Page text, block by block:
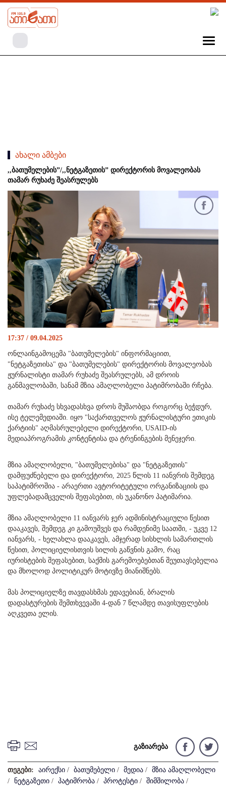
ახალი ამბები
,,ბათუმელების”/,,ნეტგაზეთის” დირექტორის მოვალეობას
თამარ რუხაძე შეასრულებს
17:37 / 09.04.2025
ონლაინგამოცემა "ბათუმელების" ინფორმაციით,
"ნეტგაზეთისა" და "ბათუმელების" დირექტორის მოვალეობას
ჟურნალისტი თამარ რუხაძე შეასრულებს, ამ დროის
განმავლობაში, სანამ მზია ამაღლობელი პატიმრობაში რჩება.
თამარ რუხაძე სხვადასხვა დროს მუშაობდა როგორც ბეჭდურ,
ისე ტელემედიაში. იყო "საქართველოს ჟურნალისტური ეთიკის
ქარტიის" აღმასრულებელი დირექტორი, USAID-ის
მედიაპროგრამის კონტენტისა და ტრენინგების მენეჯერი.
მზია ამაღლობელი, "ბათუმელებისა" და "ნეტგაზეთის"
დამფუძნებელი და დირექტორი, 2025 წლის 11 იანვრის შემდეგ
საპატიმროშია - არაერთი ავტორიტეტული ორგანიზაციის და
უფლებადამცველის შეფასებით, ის უკანონო პატიმარია.
მზია ამაღლობელი 11 იანვარს ჯერ ადმინისტრაციული წესით
დააკავეს, შემდეგ კი გამოუშვეს და რამდენიმე საათში, - უკვე 12
იანვარს, - ხელახლა დააკავეს, ამჯერად სისხლის სამართლის
წესით, პოლიციელისთვის სილის გაწვნის გამო, რაც
იურისტების შეფასებით, საქმის გარემოებებთან შეუთავსებელია
და მხოლოდ პოლიტიკურ მოტივზე მიანიშნებს.
მას პოლიციელზე თავდასხმას ედავებიან, ბრალის
დადასტურების შემთხვევაში 4-დან 7 წლამდე თავისუფლების
აღკვეთა ელის.
გაზიარება
თეგები: აირექსი / ბათუმებელი / მედია / მზია ამაღლობელი
/ ნეტგაზეთი / პატიმრობა / პროტესტი / შიმშილობა /